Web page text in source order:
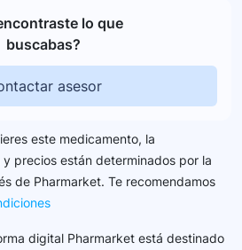
lo que
buscabas?
asesor
este medicamento, la
precios están determinados por la
de Pharmarket. Te recomendamos
digital Pharmarket está destinado